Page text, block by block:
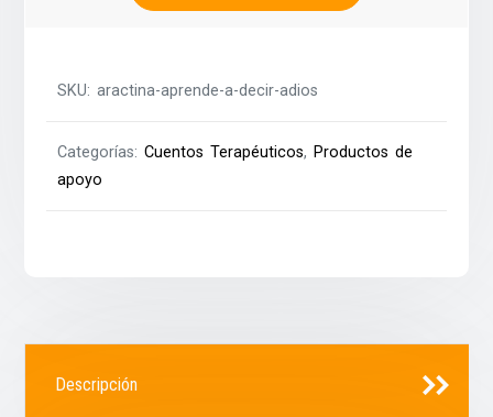
adiós
SKU:aractina-aprende-a-decir-adios
Categorías:Cuentos Terapéuticos, Productos de
apoyo
Descripción